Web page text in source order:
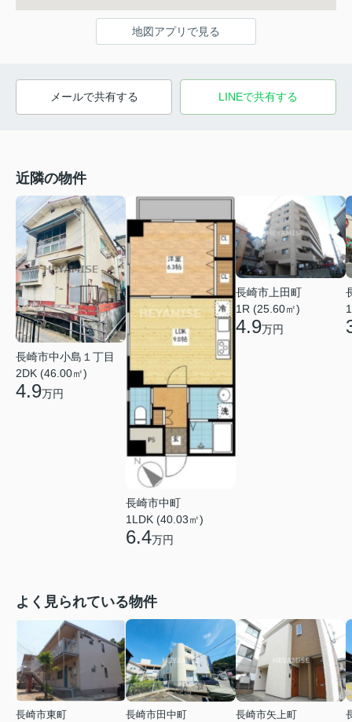
地図アプリで見る
メールで共有する LINEで共有する
近隣の物件
長崎市中小島１丁目
2DK (46.00㎡)
4.9万円
長崎市中町
1LDK (40.03㎡)
6.4万円
長崎市上田町
1R (25.60㎡)
4.9万円
よく見られている物件
長崎市東町
長崎市田中町
長崎市矢上町